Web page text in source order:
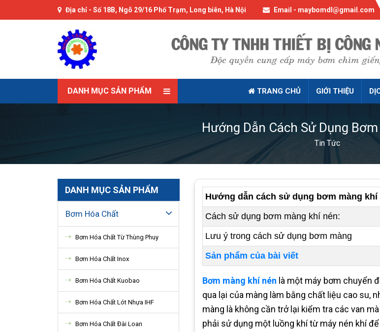
Địa chỉ - Số 18B, Ngõ 29/16 Phố Trạm, Long biên, Hà Nội Email - maybomdl@gmail.com
DANH MỤC SẢN PHẨM TRANG CHỦ GIỚI THIỆU
Hướng Dẫn Cách Sử Dụng
Tin Tức
DANH MỤC SẢN PHẨM
Bơm Hóa Chất
Bơm Hóa Chất Từ Thùng Phuy
Bơm Hóa Chất Inox
Bơm Hóa Chất Kuobao
Bơm Hóa Chất Lót Nhựa IHF
Bơm Hóa Chất Đài Loan
Hướng dẫn cách sử dụng bơm màng khí
Cách sử dụng bơm màng khí nén:
Lưu ý trong cách sử dụng bơm màng
Sản phẩm của bài viết
Bơm màng khí nén là một máy bơm chuyển
qua lại của màng làm bằng chất liệu cao su,
màng là không cần trở lại kiểm tra các van
phải sử dụng một luồng khí từ máy nén khí